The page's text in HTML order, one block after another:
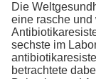
Die
eine rasche und
sechste im
betrachtete